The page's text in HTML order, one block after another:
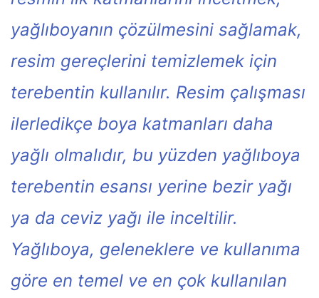
yağlıboyanın çözülmesini sağlamak,
resim gereçlerini temizlemek için
terebentin kullanılır. Resim çalışması
ilerledikçe boya katmanları daha
yağlı olmalıdır, bu yüzden yağlıboya
terebentin esansı yerine bezir yağı
ya da ceviz yağı ile inceltilir.
Yağlıboya, geleneklere ve kullanıma
göre en temel ve en çok kullanılan